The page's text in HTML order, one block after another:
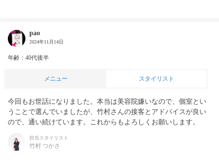
pao
2024年11月14日
年齢：40代後半
メニュー スタイリスト
今回もお世話になりました。本当は美容院嫌いなので、個室とい
うことで選んでいましたが、竹村さんの接客とアドバイスが良い
ので、通い続けています。これからもよろしくお願いします。
担当スタイリスト
竹村 つかさ